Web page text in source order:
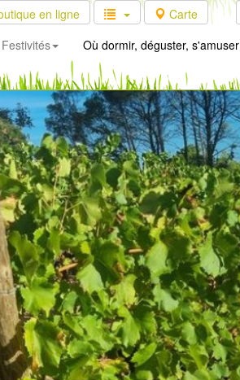
en ligne
Carte
Où dormir, déguster, s'amuser